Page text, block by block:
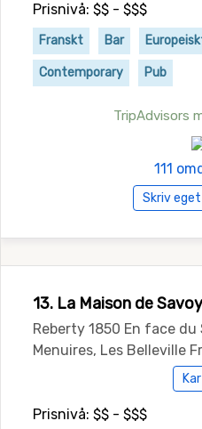
Prisnivå: $$ - $$$
Franskt Bar
Contemporary Pub
TripAdvisors
111
Skriv
13. La Maison de Savoy
Reberty 1850 En face du
Menuires, Les Belleville
Prisnivå: $$ - $$$